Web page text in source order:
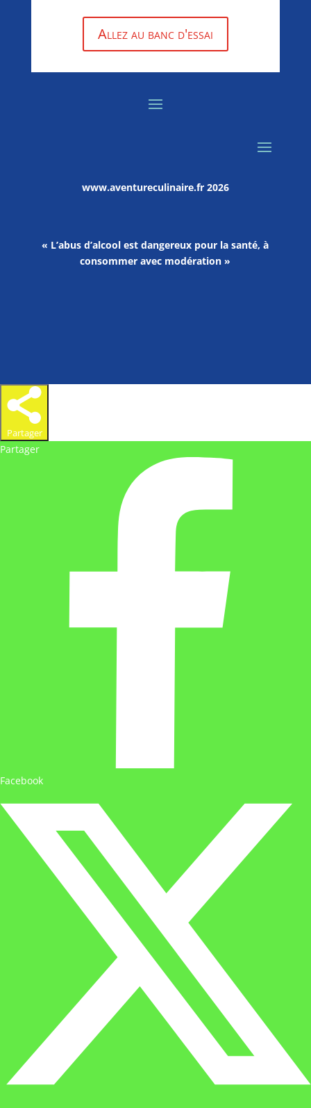
Allez au banc d'essai
www.aventureculinaire.fr2026
« L’abus d’alcool est dangereux pour la santé, à
consommer avec modération »
Partager
Partager
Facebook